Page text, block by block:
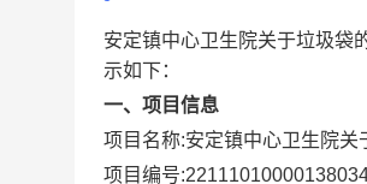
安定镇中心卫生院关于垃圾袋
示如下：
一、项目信息
项目名称:安定镇中心卫生院关
项目编号: